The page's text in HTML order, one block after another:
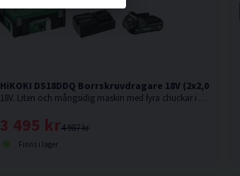
HiKOKI DS18DDQ Borrskruvdragare 18V (2x2,0Ah)
18V. Liten och mångsidig maskin med fyra chuckar i kompakt maskinkropp ger maximal åtkomst i trånga utrymmen.
4 987 kr
3 495 kr
Finns i lager